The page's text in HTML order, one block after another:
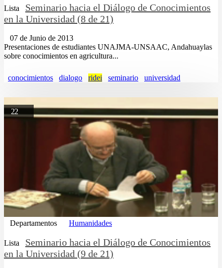
Lista
Seminario hacia el Diálogo de Conocimientos
en la Universidad (8 de 21)
07 de Junio de 2013
Presentaciones de estudiantes UNAJMA-UNSAAC, Andahuaylas
sobre conocimientos en agricultura...
conocimientos dialogo ridei seminario universidad
22
Departamentos Humanidades
Lista
Seminario hacia el Diálogo de Conocimientos
en la Universidad (9 de 21)